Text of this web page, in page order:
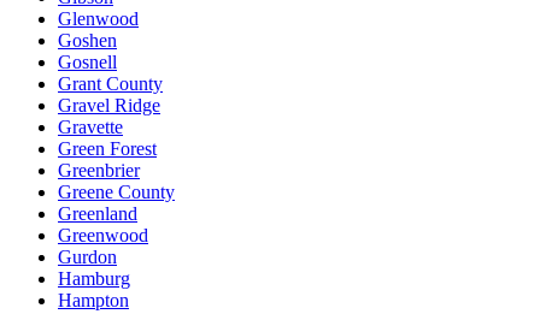
Glenwood
Goshen
Gosnell
Grant County
Gravel Ridge
Gravette
Green Forest
Greenbrier
Greene County
Greenland
Greenwood
Gurdon
Hamburg
Hampton